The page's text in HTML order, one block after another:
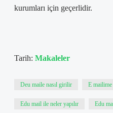
kurumları için geçerlidir.
Tarih: Makaleler
Deu maile nasıl girilir E mailime
Edu mail ile neler yapılır Edu